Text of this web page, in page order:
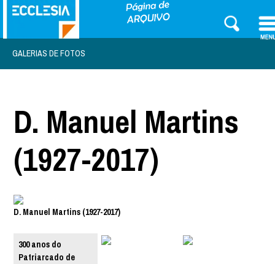
GALERIAS DE FOTOS
D. Manuel Martins
(1927-2017)
D. Manuel Martins (1927-2017)
300 anos do
Patriarcado de